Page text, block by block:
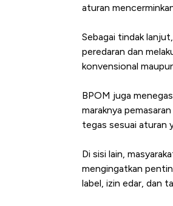
aturan
Sebagai tindak
peredaran dan
konvensional
BPOM juga
maraknya
tegas sesuai aturan
Di sisi lain,
mengingatkan
label, izin edar, dan